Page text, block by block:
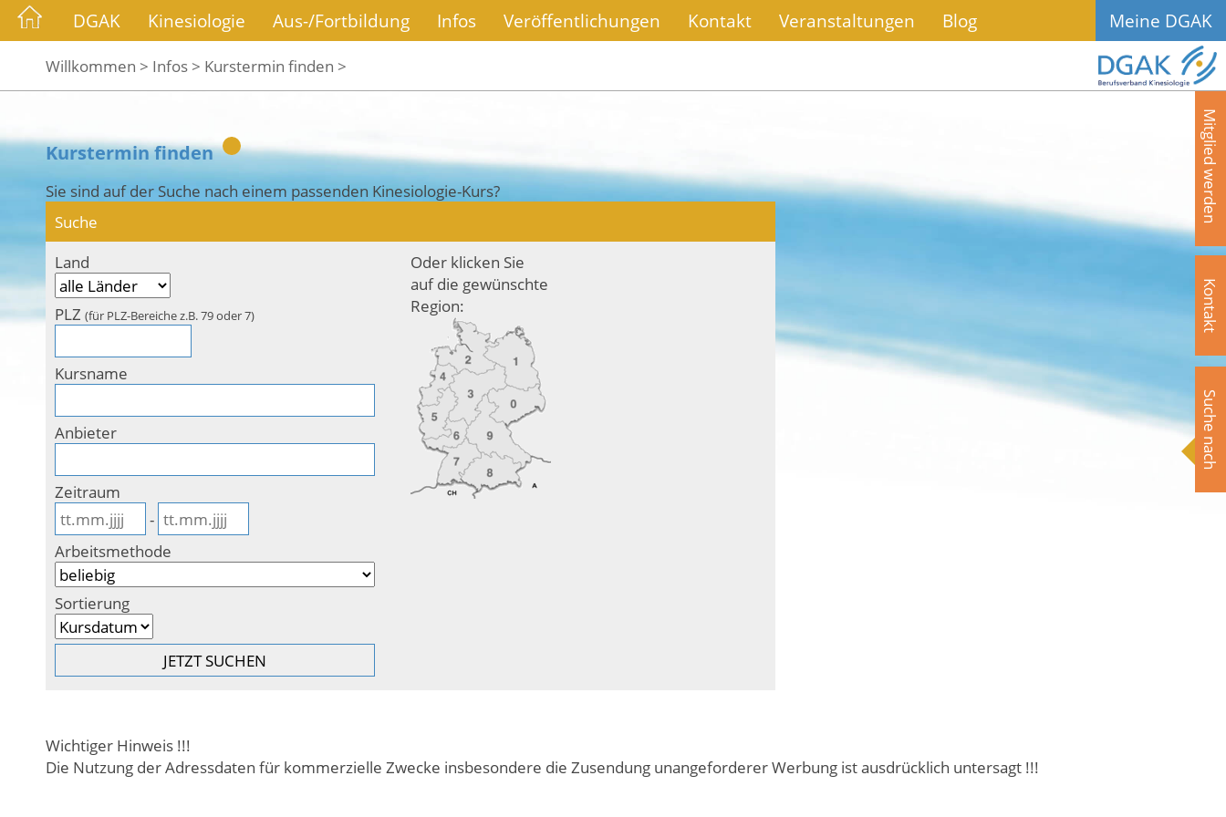
DGAK Kinesiologie Aus-/Fortbildung Infos Veröffentlichungen Kontakt Veranstaltungen Blog Meine DGAK
Willkommen > Infos > Kurstermin finden >
Mitglied werden
Kontakt
Suche nach
Kurstermin finden
Sie sind auf der Suche nach einem passenden Kinesiologie-Kurs?
Suche
Land
PLZ (für PLZ-Bereiche z.B. 79 oder 7)
Kursname
Anbieter
Zeitraum
-
Arbeitsmethode
Sortierung
Oder klicken Sie
auf die gewünschte
Region:
Wichtiger Hinweis !!!
Die Nutzung der Adressdaten für kommerzielle Zwecke insbesondere die Zusendung unangeforderer Werbung ist ausdrücklich untersagt !!!